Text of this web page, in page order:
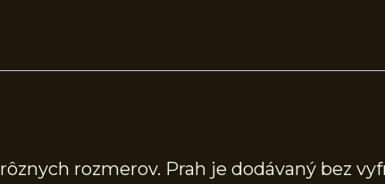
rôznych rozmerov. Prah je dodávaný bez